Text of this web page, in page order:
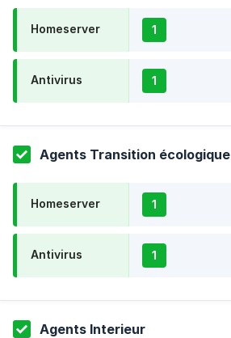
Homeserver 1
Antivirus 1
Agents Transition écologique
Homeserver 1
Antivirus 1
Agents Interieur